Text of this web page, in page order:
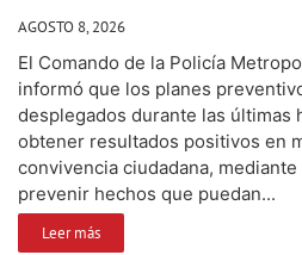
AGOSTO 8, 2026
El Comando de la Policía
informó que los planes
desplegados durante las últimas
obtener resultados positivos en
convivencia ciudadana,
prevenir hechos que puedan...
Leer más